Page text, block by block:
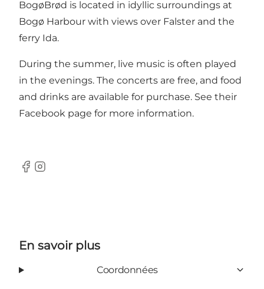
BogøBrød is located in idyllic surroundings at
Bogø Harbour with views over Falster and the
ferry Ida.
During the summer, live music is often played
in the evenings. The concerts are free, and food
and drinks are available for purchase. See their
Facebook page for more information.
Facebook
Instagram
En savoir plus
Coordonnées